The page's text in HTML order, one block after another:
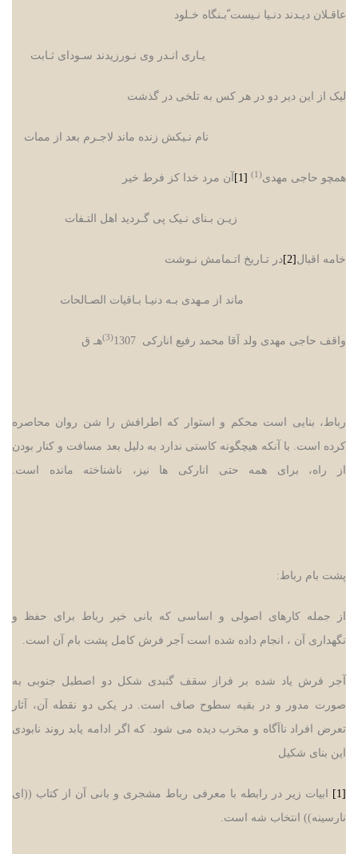
عاقـلان دیـدند دنـیا نـیست ّبـنگاه خـلود
یـاری انـدر وی نـورزیدند سـودای ثـابت
لیک از این دیر دو در هر کس به تلخی در گذشت
نام نـیکش زنده ماند لاجـرم بعد از ممات
همچو حاجی مهدی(1)
[1] آن مرد خدا کز فرط خیر
زیـن بـنای نـیک پی گـردید اهل التـفات
خامه اقبال [2] در تـاریخ اتـمامش نـوشت
ماند از مـهدی بـه دنیـا بـاقیات الصـالحات
واقف حاجی مهدی ولد آقا محمد رفیع انارکی 1307 (3) هـ ق
رباط، بنایی است محکم و استوار که اطرافش را شن روان محاصره
کرده است. با آنکه هیچگونه کاستی ندارد به دلیل بعد مسافت و کنار بودن
از راه، برای همه حتی انارکی ها نیز، ناشناخته مانده است.
پشت بام رباط:
از جمله کارهای اصولی و اساسی که بانی خیر رباط برای حفظ و
نگهداری آن ، انجام داده شده است آجر فرش کامل پشت بام آن است.
آجر فرش یاد شده بر فراز سقف گنبدی شکل دو اصطبل جنوبی به
صورت مدور و در بقیه سطوح صاف است. در یکی دو نقطه آن، آثار
تعرض افراد ناآگاه و مخرب دیده می شود. که اگر ادامه یابد روند نابودی
این بنای شکیل
[1]
ابیات زیر در رابطه با معرفی رباط مشجری و بانی آن از کتاب ((ای
نارسینه)) انتخاب شه است.